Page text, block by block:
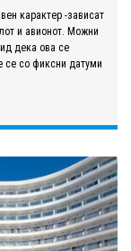
карактер -зависат
и авионот. Можни
дека ова се
се со фиксни датуми